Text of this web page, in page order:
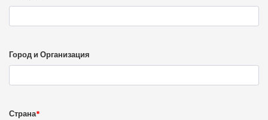
Город и Организация
Страна*